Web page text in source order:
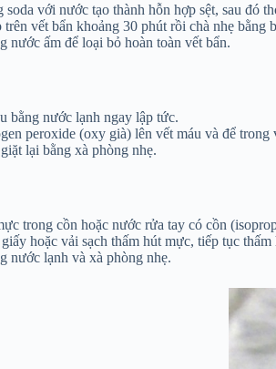
soda với nước tạo thành hỗn hợp sệt, sau đó
vết bẩn khoảng 30 phút rồi chà nhẹ bằng
nước ấm để loại bỏ hoàn toàn vết bẩn.
bằng nước lạnh ngay lập tức.
peroxide (oxy già) lên vết máu và để trong
lại bằng xà phòng nhẹ.
trong cồn hoặc nước rửa tay có cồn
hoặc vải sạch thấm hút mực, tiếp tục
nước lạnh và xà phòng nhẹ.